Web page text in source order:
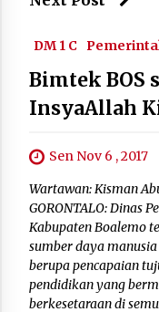
DM 1 C
Bimtek BOS
InsyaAllah
Sen Nov 6 , 2017
Wartawan: Kisman
GORONTALO: Dinas
Kabupaten Boalemo
sumber daya
berupa pencapaian
pendidikan yang
berkesetaraan di